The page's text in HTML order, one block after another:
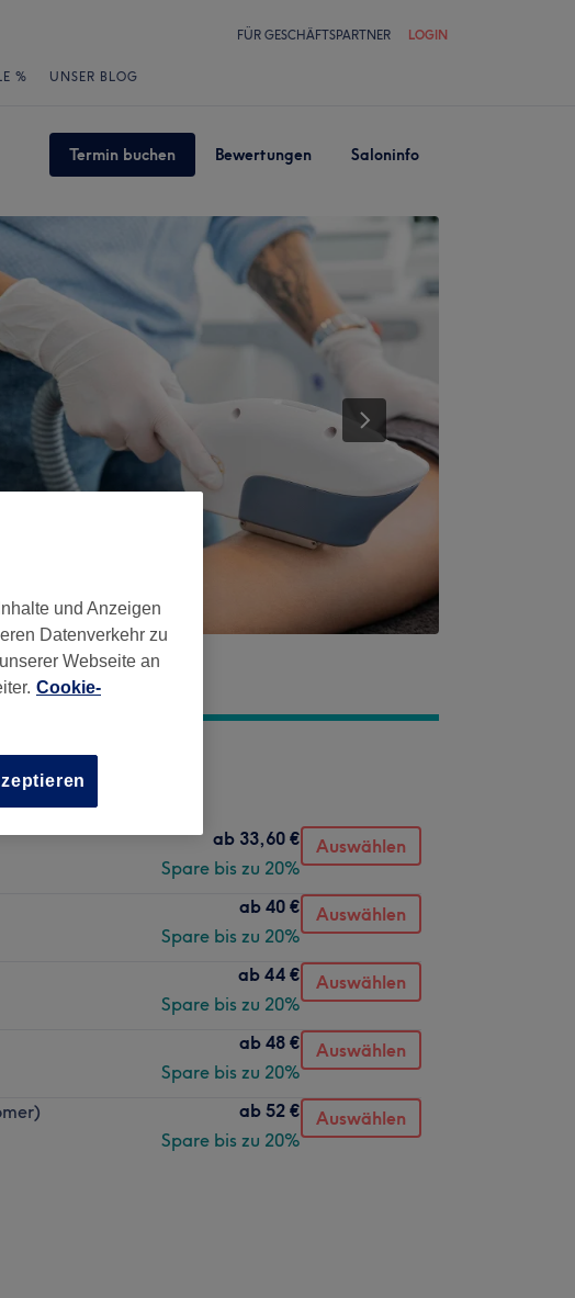
FÜR GESCHÄFTSPARTNER LOGIN
% UNSER BLOG
Termin buchen Bewertungen Saloninfo
ab 33,60 €
Spare bis zu 20%
Auswählen
ab 40 €
Spare bis zu 20%
Auswählen
ab 44 €
Spare bis zu 20%
Auswählen
ab 48 €
Spare bis zu 20%
Auswählen
ab 52 €
Spare bis zu 20%
Auswählen
und Anzeigen
Datenverkehr zu
Webseite an
Cookie-